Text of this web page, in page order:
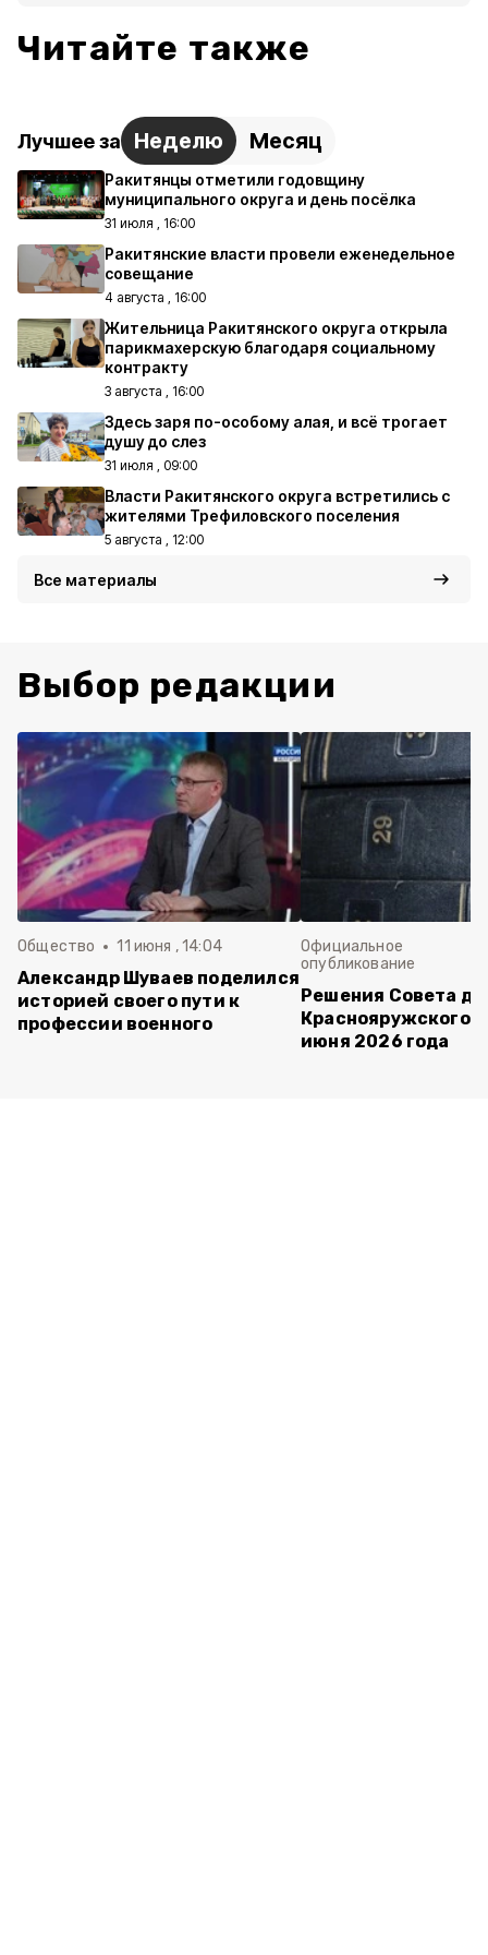
Читайте также
Лучшее за Неделю Месяц
Ракитянцы отметили годовщину
муниципального округа и день посёлка
31 июля , 16:00
Ракитянские власти провели еженедельное
совещание
4 августа , 16:00
Жительница Ракитянского округа открыла
парикмахерскую благодаря социальному
контракту
3 августа , 16:00
Здесь заря по-особому алая, и всё трогает
душу до слез
31 июля , 09:00
Власти Ракитянского округа встретились с
жителями Трефиловского поселения
5 августа , 12:00
Все материалы
Выбор редакции
Общество 11 июня , 14:04
Александр Шуваев поделился
историей своего пути к
профессии военного
Официальное
опубликование
Решения Совета
Краснояружского
июня 2026 года